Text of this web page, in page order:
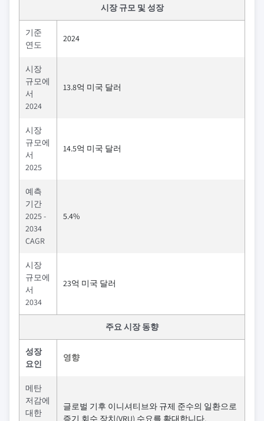
시장 규모 및 성장
기준
연도
2024
시장
규모에
서
2024
13.8억 미국 달러
시장
규모에
서
2025
14.5억 미국 달러
예측
기간
2025 -
2034
CAGR
5.4%
시장
규모에
서
2034
23억 미국 달러
주요 시장 동향
성장
요인
영향
메탄
저감에
대한
글로벌 기후 이니셔티브와 규제 준수의 일환으로
증기 회수 장치(VRU) 수요를 확대합니다.